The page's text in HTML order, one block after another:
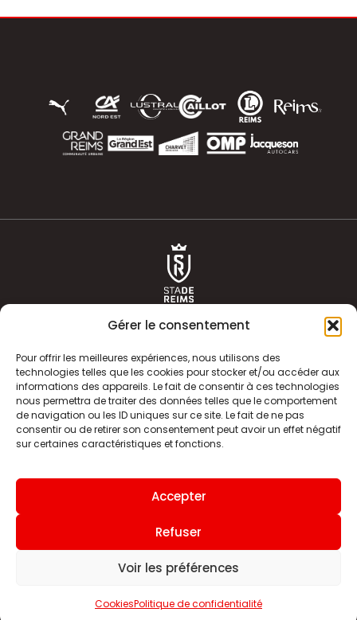
Gérer le consentement
Pour offrir les meilleures expériences, nous utilisons des
technologies telles que les cookies pour stocker et/ou accéder aux
informations des appareils. Le fait de consentir à ces technologies
nous permettra de traiter des données telles que le comportement
de navigation ou les ID uniques sur ce site. Le fait de ne pas
consentir ou de retirer son consentement peut avoir un effet négatif
sur certaines caractéristiques et fonctions.
Accepter
Refuser
Voir les préférences
CookiesPolitique de confidentialité
ACTUALITÉS
CLUB
BOUTIQUE
HISTOIRE
ÉQUIPE PREMIERE
INFOS ET CONTACT